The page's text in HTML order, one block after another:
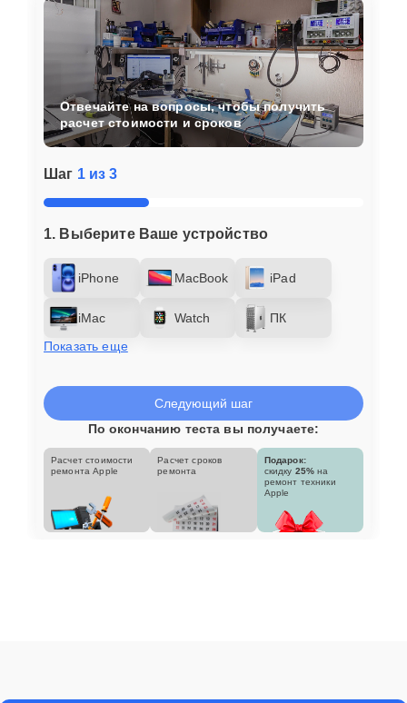
Шаг 1 из 3
1. Выберите Ваше устройство
iPhone MacBook iPad
iMac Watch
ПК
Показать еще
Отвечайте на вопросы, чтобы получить
расчет стоимости и сроков
Следующий шаг
По окончанию теста вы получаете:
Расчет стоимости
ремонта Apple
Расчет сроков
ремонта
Подарок:
скидку 25% на
ремонт техники
Apple